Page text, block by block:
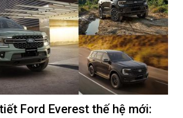
Ford Everest thế hệ mới: